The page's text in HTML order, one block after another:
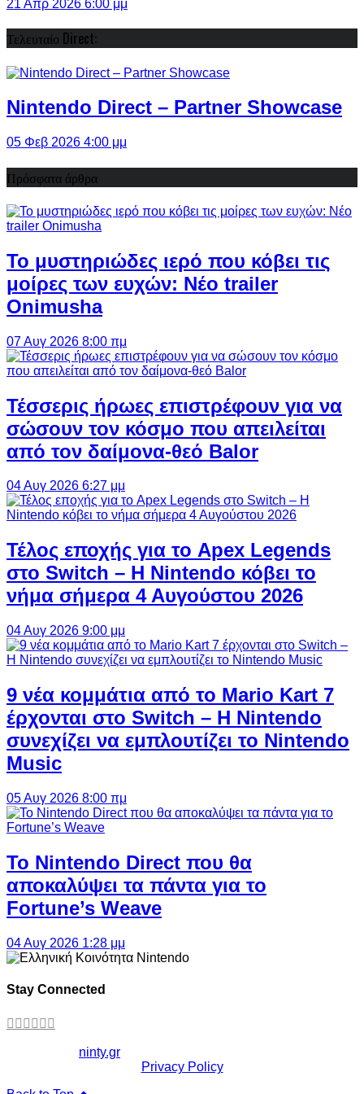
21 Απρ 2026 6:00 μμ
Τελευταίο Direct:
Nintendo Direct – Partner Showcase
05 Φεβ 2026 4:00 μμ
Πρόσφατα άρθρα
Το μυστηριώδες ιερό που κόβει τις
μοίρες των ευχών: Νέο trailer
Onimusha
07 Αυγ 2026 8:00 πμ
Τέσσερις ήρωες επιστρέφουν για να
σώσουν τον κόσμο που απειλείται
από τον δαίμονα-θεό Balor
04 Αυγ 2026 6:27 μμ
Τέλος εποχής για το Apex Legends
στο Switch – Η Nintendo κόβει το
νήμα σήμερα 4 Αυγούστου 2026
04 Αυγ 2026 9:00 μμ
9 νέα κομμάτια από το Mario Kart 7
έρχονται στο Switch – Η Nintendo
συνεχίζει να εμπλουτίζει το Nintendo
Music
05 Αυγ 2026 8:00 πμ
Το Nintendo Direct που θα
αποκαλύψει τα πάντα για το
Fortune’s Weave
04 Αυγ 2026 1:28 μμ
Stay Connected
ninty.gr
Privacy Policy